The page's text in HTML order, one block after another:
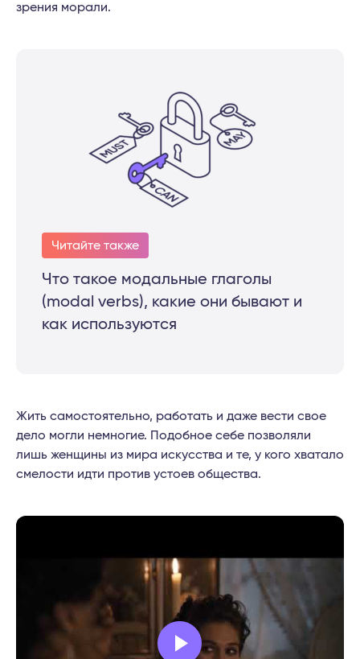
зрения морали.
Читайте также
Что такое модальные глаголы
(modal verbs), какие они бывают и
как используются
Жить самостоятельно, работать и даже вести свое
дело могли немногие. Подобное себе позволяли
лишь женщины из мира искусства и те, у кого хватало
смелости идти против устоев общества.